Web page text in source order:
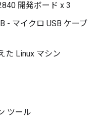
開発ボード x 3
- マイクロ USB ケーブ
た Linux マシン
ツール